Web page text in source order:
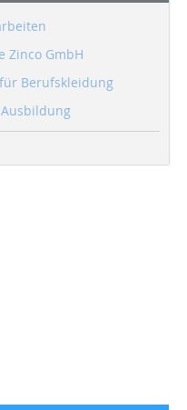
Zinco GmbH
Berufskleidung